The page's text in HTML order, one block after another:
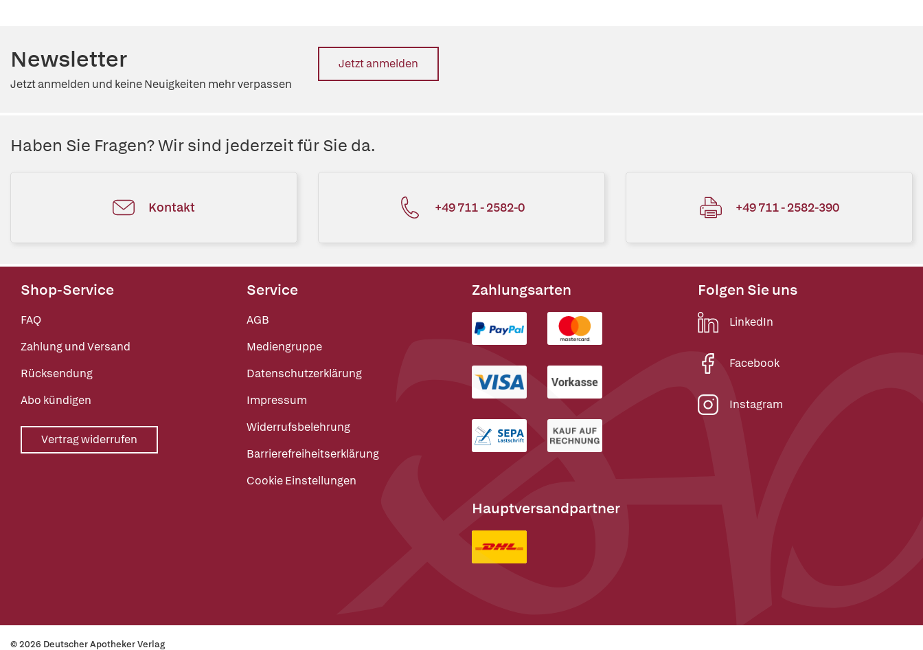
Newsletter
Jetzt anmelden und keine Neuigkeiten mehr verpassen
Jetzt anmelden
Haben Sie Fragen? Wir sind jederzeit für Sie da.
Kontakt +49 711 - 2582-0 +49 711 - 2582-390
Shop-Service
FAQ
Zahlung und Versand
Rücksendung
Abo kündigen
Vertrag widerrufen
Service
AGB
Mediengruppe
Datenschutzerklärung
Impressum
Widerrufsbelehrung
Barrierefreiheitserklärung
Cookie Einstellungen
Zahlungsarten
Hauptversandpartner
Folgen Sie uns
LinkedIn
Facebook
Instagram
© 2026 Deutscher Apotheker Verlag